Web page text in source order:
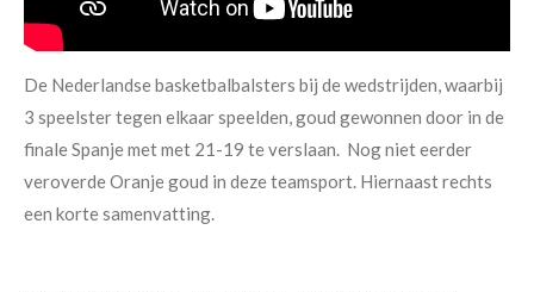
De Nederlandse basketbalbalsters bij de wedstrijden, waarbij
3 speelster tegen elkaar speelden, goud gewonnen door in de
finale Spanje met met 21-19 te verslaan. Nog niet eerder
veroverde Oranje goud in deze teamsport. Hiernaast rechts
een korte samenvatting.